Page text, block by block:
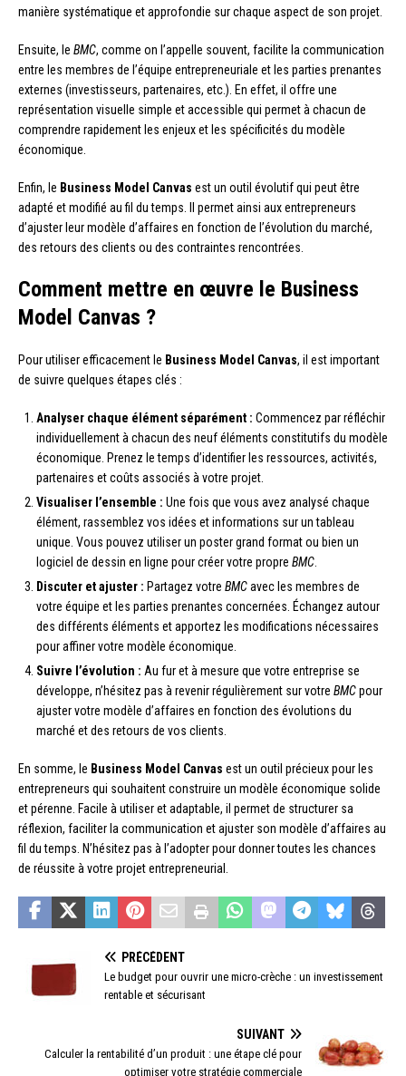
manière systématique et approfondie sur chaque aspect de son projet.
Ensuite, le BMC, comme on l’appelle souvent, facilite la communication
entre les membres de l’équipe entrepreneuriale et les parties prenantes
externes (investisseurs, partenaires, etc.). En effet, il offre une
représentation visuelle simple et accessible qui permet à chacun de
comprendre rapidement les enjeux et les spécificités du modèle
économique.
Enfin, le Business Model Canvas est un outil évolutif qui peut être
adapté et modifié au fil du temps. Il permet ainsi aux entrepreneurs
d’ajuster leur modèle d’affaires en fonction de l’évolution du marché,
des retours des clients ou des contraintes rencontrées.
Comment mettre en œuvre le Business
Model Canvas ?
Pour utiliser efficacement le Business Model Canvas, il est important
de suivre quelques étapes clés :
Analyser chaque élément séparément : Commencez par réfléchir
individuellement à chacun des neuf éléments constitutifs du modèle
économique. Prenez le temps d’identifier les ressources, activités,
partenaires et coûts associés à votre projet.
Visualiser l’ensemble : Une fois que vous avez analysé chaque
élément, rassemblez vos idées et informations sur un tableau
unique. Vous pouvez utiliser un poster grand format ou bien un
logiciel de dessin en ligne pour créer votre propre BMC
Discuter et ajuster : Partagez votre BMCavec les membres de
votre équipe et les parties prenantes concernées. Échangez autour
des différents éléments et apportez les modifications nécessaires
pour affiner votre modèle économique.
Suivre l’évolution : Au fur et à mesure que votre entreprise se
développe, n’hésitez pas à revenir régulièrement sur votre BMCpour
ajuster votre modèle d’affaires en fonction des évolutions du
marché et des retours de vos clients.
En somme, le Business Model Canvas est un outil précieux pour les
entrepreneurs qui souhaitent construire un modèle économique solide
et pérenne. Facile à utiliser et adaptable, il permet de structurer sa
réflexion, faciliter la communication et ajuster son modèle d’affaires au
fil du temps. N’hésitez pas à l’adopter pour donner toutes les chances
de réussite à votre projet entrepreneurial.
PRÉCÉDENT
Le budget pour ouvrir une micro-crèche : un investissement
rentable et sécurisant
SUIVANT
Calculer la rentabilité d’un produit : une étape clé pour
optimiser votre stratégie commerciale